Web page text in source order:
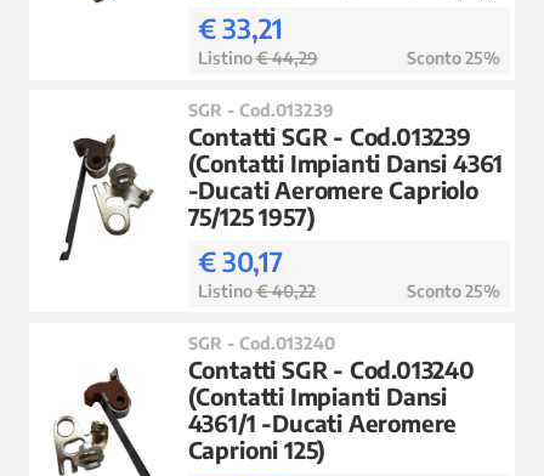
€ 33,21
Listino€ 44,29 Sconto 25%
SGR - Cod.013239
Contatti SGR - Cod.013239
(Contatti Impianti Dansi 4361
-Ducati Aeromere Capriolo
75/125 1957)
€ 30,17
Listino€ 40,22 Sconto 25%
SGR - Cod.013240
Contatti SGR - Cod.013240
(Contatti Impianti Dansi
4361/1 -Ducati Aeromere
Caprioni 125)